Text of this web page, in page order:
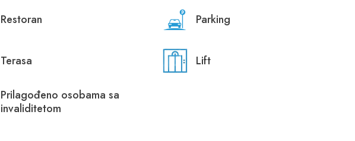
Restoran Parking
Terasa Lift
Prilagođeno osobama sa
invaliditetom